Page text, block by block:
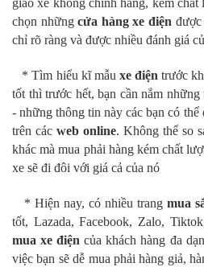
giao xe không chính hãng, kém
chọn nhữngcửa hàng xe điện được
chỉ rõ ràng và được nhiều đánh giá
* Tìm hiểu kĩ mẫu xe điện trước
tốt thì trước hết, bạn cần nắm
- những thông tin này các bạn có
trên các web online. Không thể so
khác mà mua phải hàng kém chất
xe sẽ đi đôi với giá cả của nó
* Hiện nay, có nhiều trang mua
tốt, Lazada, Facebook, Zalo,
mua xe điện của khách hàng đa
việc bạn sẽ dễ mua phải hàng giả,